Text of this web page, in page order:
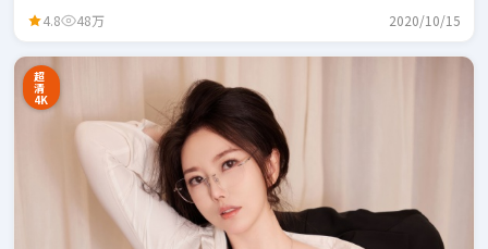
4.8 48万 2020/10/15
超
清
4K